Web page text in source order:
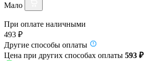
Мало
При оплате наличными
493 ₽
Другие способы оплаты
Цена при других способах оплаты 593 ₽